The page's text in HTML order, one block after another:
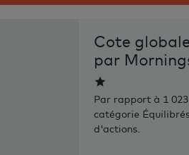
Cote
par
Par rapport à 1
catégorie
d'actions.